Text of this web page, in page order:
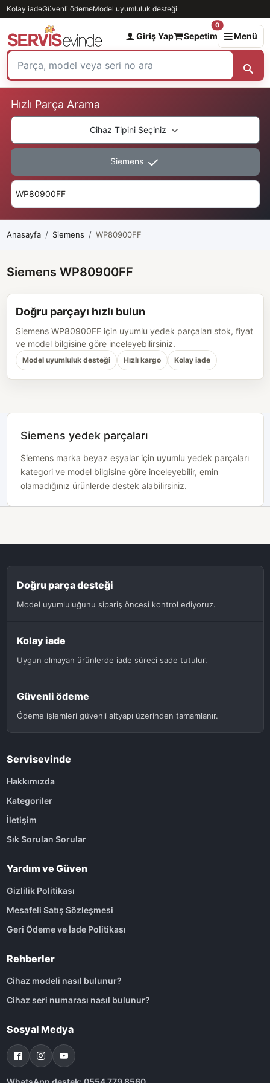
Kolay iadeGüvenli ödemeModel uyumluluk desteği
Giriş Yap Sepetim
0
Menü
Hızlı Parça Arama
Cihaz Tipini Seçiniz
Siemens
Anasayfa Siemens WP80900FF
Siemens WP80900FF
Doğru parçayı hızlı bulun
Siemens WP80900FF için uyumlu yedek parçaları stok, fiyat
ve model bilgisine göre inceleyebilirsiniz.
Model uyumluluk desteği Hızlı kargo Kolay iade
Siemens yedek parçaları
Siemens marka beyaz eşyalar için uyumlu yedek parçaları
kategori ve model bilgisine göre inceleyebilir, emin
olamadığınız ürünlerde destek alabilirsiniz.
Doğru parça desteği
Model uyumluluğunu sipariş öncesi kontrol ediyoruz.
Kolay iade
Uygun olmayan ürünlerde iade süreci sade tutulur.
Güvenli ödeme
Ödeme işlemleri güvenli altyapı üzerinden tamamlanır.
Servisevinde
Hakkımızda
Kategoriler
İletişim
Sık Sorulan Sorular
Yardım ve Güven
Gizlilik Politikası
Mesafeli Satış Sözleşmesi
Geri Ödeme ve İade Politikası
Rehberler
Cihaz modeli nasıl bulunur?
Cihaz seri numarası nasıl bulunur?
Sosyal Medya